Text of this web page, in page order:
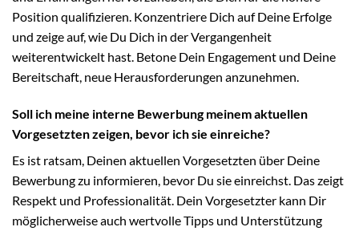
Position qualifizieren. Konzentriere Dich auf Deine Erfolge
und zeige auf, wie Du Dich in der Vergangenheit
weiterentwickelt hast. Betone Dein Engagement und Deine
Bereitschaft, neue Herausforderungen anzunehmen.
Soll ich meine interne Bewerbung meinem aktuellen
Vorgesetzten zeigen, bevor ich sie einreiche?
Es ist ratsam, Deinen aktuellen Vorgesetzten über Deine
Bewerbung zu informieren, bevor Du sie einreichst. Das zeigt
Respekt und Professionalität. Dein Vorgesetzter kann Dir
möglicherweise auch wertvolle Tipps und Unterstützung